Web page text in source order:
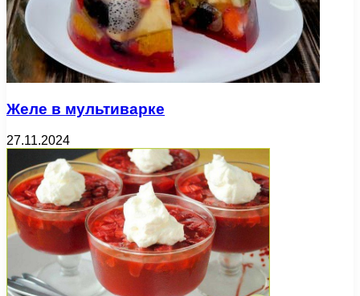
Желе в мультиварке
27.11.2024